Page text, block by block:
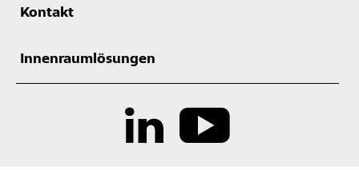
Kontakt
Innenraumlösungen